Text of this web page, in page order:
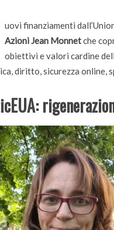
uovi finanziamenti
Azioni Jean Monnetche
obiettivi e valori cardine
diritto, sicurezza online,